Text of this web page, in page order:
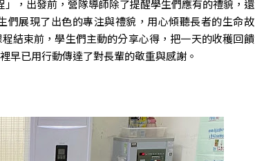
，出發前，營隊導師除了提醒學生們應有的禮貌，還
展現了出色的專注與禮貌，用心傾聽長者的生命故
結束前，學生們主動的分享心得，把一天的收穫回饋
早已用行動傳達了對長輩的敬重與感謝。